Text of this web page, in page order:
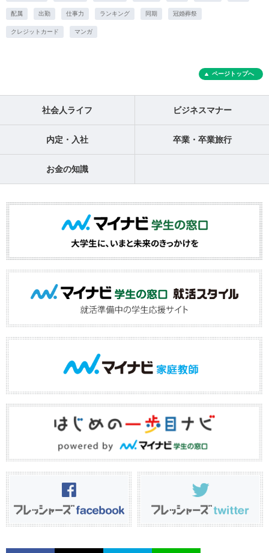
配属 出勤 仕事力 ランキング 同期 冠婚葬祭
クレジットカード マンガ
ページトップへ
社会人ライフ ビジネスマナー
内定・入社 卒業・卒業旅行
お金の知識